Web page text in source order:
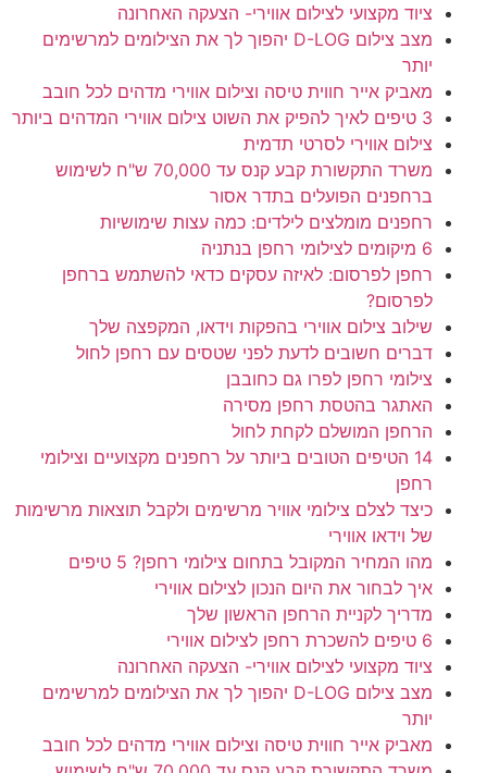
ציוד מקצועי לצילום אווירי- הצעקה האחרונה
מצב צילום D-LOG יהפוך לך את הצילומים למרשימים
יותר
מאביק אייר חווית טיסה וצילום אווירי מדהים לכל חובב
3 טיפים לאיך להפיק את השוט צילום אווירי המדהים ביותר
צילום אווירי לסרטי תדמית
משרד התקשורת קבע קנס עד 70,000 ש"ח לשימוש
ברחפנים הפועלים בתדר אסור
רחפנים מומלצים לילדים: כמה עצות שימושיות
6 מיקומים לצילומי רחפן בנתניה
רחפן לפרסום: לאיזה עסקים כדאי להשתמש ברחפן
לפרסום?
שילוב צילום אווירי בהפקות וידאו, המקפצה שלך
דברים חשובים לדעת לפני שטסים עם רחפן לחול
צילומי רחפן לפרו גם כחובבן
האתגר בהטסת רחפן מסירה
הרחפן המושלם לקחת לחול
14 הטיפים הטובים ביותר על רחפנים מקצועיים וצילומי
רחפן
כיצד לצלם צילומי אוויר מרשימים ולקבל תוצאות מרשימות
של וידאו אווירי
מהו המחיר המקובל בתחום צילומי רחפן? 5 טיפים
איך לבחור את היום הנכון לצילום אווירי
מדריך לקניית הרחפן הראשון שלך
6 טיפים להשכרת רחפן לצילום אווירי
ציוד מקצועי לצילום אווירי- הצעקה האחרונה
מצב צילום D-LOG יהפוך לך את הצילומים למרשימים
יותר
מאביק אייר חווית טיסה וצילום אווירי מדהים לכל חובב